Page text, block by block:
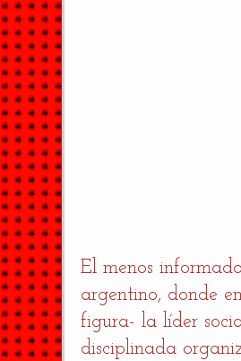
El menos
argentino, donde
figura- la líder
disciplinada